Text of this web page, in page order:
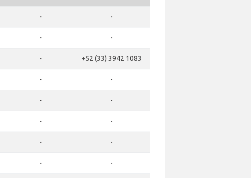
- -
- -
- +52 (33) 3942 1083
- -
- -
- -
- -
- -